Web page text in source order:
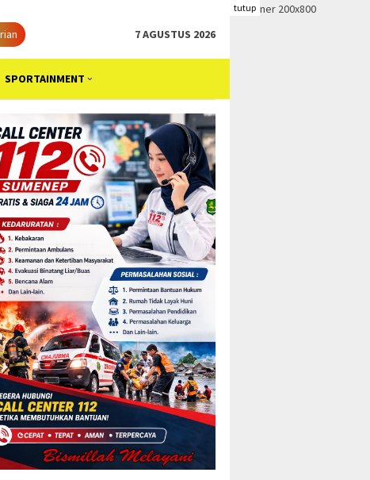
tutup
7 AGUSTUS 2026
SPORTAINMENT